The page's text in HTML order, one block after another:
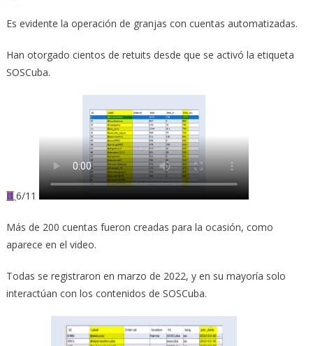
Es evidente la operación de granjas con cuentas automatizadas.
Han otorgado cientos de retuits desde que se activó la etiqueta
SOSCuba.
6/11
Más de 200 cuentas fueron creadas para la ocasión, como
aparece en el video.
Todas se registraron en marzo de 2022, y en su mayoría solo
interactúan con los contenidos de SOSCuba.